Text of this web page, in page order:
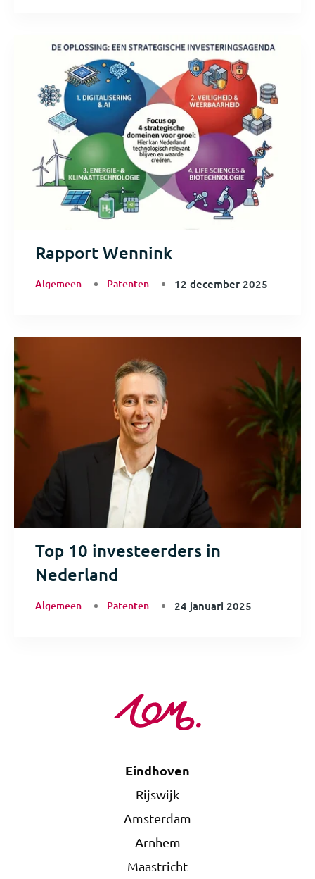
Rapport Wennink
Algemeen Patenten 12 december 2025
Top 10 investeerders in
Nederland
Algemeen Patenten 24 januari 2025
Eindhoven
Rijswijk
Amsterdam
Arnhem
Maastricht